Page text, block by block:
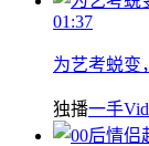
01:37
为艺考蜕变
独播一手